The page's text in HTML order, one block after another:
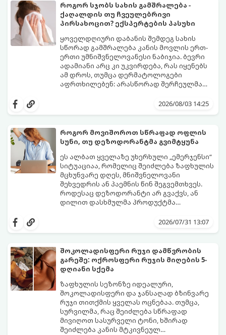
როგორ სჯობს სახის გამშრალება -
ქაღალდის თუ ჩვეულებრივი
პირსახოცით? ექსპერტების პასუხი
ყოველდღიური დაბანის შემდეგ სახის
სწორად გამშრალება კანის მოვლის ერთ-
ერთი უმნიშვნელოვანესი ნაბიჯია. ბევრი
ადამიანი არც კი უკვირდება, რას იყენებს
ამ დროს, თუმცა დერმატოლოგები
აფრთხილებენ: არასწორად შერჩეულმა
გამონაყარი, კანის გაღიზიანება და
კანის ჯანმრთელობისთვის - ტრადიციული
2026/08/03 14:25
როგორ მოვიშოროთ სწრაფად ოფლის
სუნი, თუ დეზოდორანტმა გვიმტყუნა
ეს ალბათ ყველაზე უხერხული „ემერჯენსი“
სიტუაციაა, რომელიც შეიძლება ზაფხულის
მცხუნვარე დღეს, მნიშვნელოვანი
შეხვედრის ან პაემნის წინ შეგვემთხვეს.
როდესაც დეზოდორანტი არ გვაქვს, ან
დილით დასხმულმა პროდუქტმა
იღლიებში უსიამოვნო სუნი გაჩნდა,
სუნი არ აქვს. სუნს აჩენენ ბაქტერიები,
შესაბამისად, ჩვენი მიზანია ამ
ბაქტერიების განადგურება და კანის
გამოშრობა.
აი, 5 ყველაზე ეფექტური,
აპრობირებული და ნაცადი ხერხი,
რომლებიც ნებისმიერ ოფისში, კაფესა
თუ საზოგადოებრივ ტუალეტში, სულ
რაღაც 2 წუთში გადაგარჩენთ:
2026/07/31 13:07
შოკოლადისფერი რუჯი დამწვრობის
გარეშე: ოქროსფერი რუჯის მიღების 5-
დღიანი სქემა
ზაფხულის სეზონზე იდეალური,
შოკოლადისფერი და ჯანსაღად ბზინვარე
რუჯი თითქმის ყველას ოცნებაა. თუმცა,
სურვილმა, რაც შეიძლება სწრაფად
მივიღოთ სასურველი ტონი, ხშირად
შეიძლება კანის მტკივნეულ